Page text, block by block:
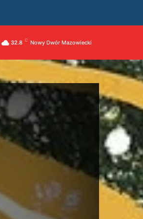
32.8 C Nowy Dwór Mazowiecki